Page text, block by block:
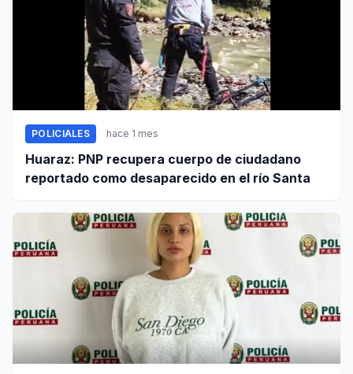
POLICIALES hace 1 mes
Huaraz: PNP recupera cuerpo de ciudadano
reportado como desaparecido en el río Santa